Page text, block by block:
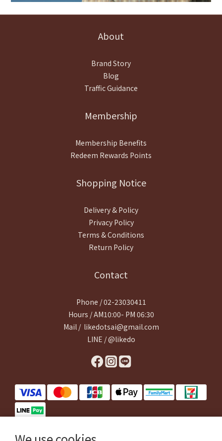
About
Brand Story
Blog
Traffic Guidance
Membership
Membership Benefits
Redeem Rewards Points
Shopping Notice
Delivery & Policy
Privacy Policy
Terms & Conditions
Return Policy
Contact
Phone / 02-23030411
Hours / AM10:00- PM 06:30
Mail / likedotsai@gmail.com
LINE / @likedo